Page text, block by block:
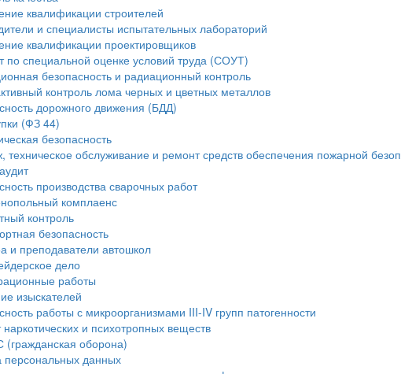
квалификации строителей
и специалисты испытательных лабораторий
квалификации проектировщиков
по специальной оценке условий труда (СОУТ)
безопасность и радиационный контроль
контроль лома черных и цветных металлов
дорожного движения (БДД)
(ФЗ 44)
безопасность
техническое обслуживание и ремонт средств обеспечения пожарной
производства сварочных работ
комплаенс
контроль
безопасность
и преподаватели автошкол
дело
работы
изыскателей
работы с микроорганизмами III-IV групп патогенности
и психотропных веществ
(гражданская оборона)
персональных данных